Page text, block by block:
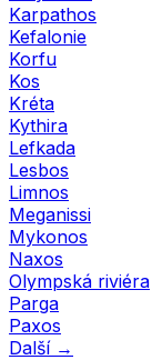
Karpathos
Kefalonie
Korfu
Kos
Kréta
Kythira
Lefkada
Lesbos
Limnos
Meganissi
Mykonos
Naxos
Olympská riviéra
Parga
Paxos
Další →